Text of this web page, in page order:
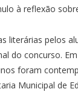
à reflexão
literárias pelos
do concurso.
foram
Municipal de